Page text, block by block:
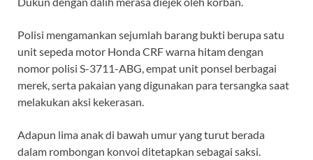
Polisi mengamankan sejumlah barang bukti berupa satu
unit sepeda motor Honda CRF warna hitam dengan
nomor polisi S-3711-ABG, empat unit ponsel berbagai
merek, serta pakaian yang digunakan para tersangka saat
melakukan aksi kekerasan.
Adapun lima anak di bawah umur yang turut berada
dalam rombongan konvoi ditetapkan sebagai saksi.